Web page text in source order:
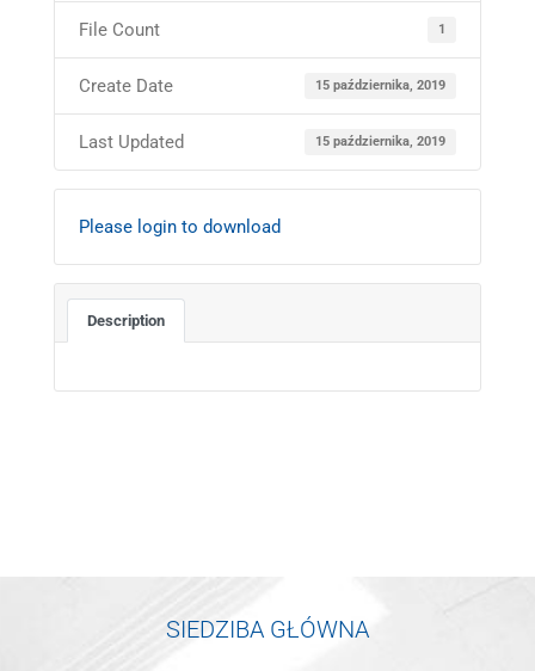
File Count 1
Create Date 15 października, 2019
Last Updated 15 października, 2019
Please login to download
Description
SIEDZIBA GŁÓWNA